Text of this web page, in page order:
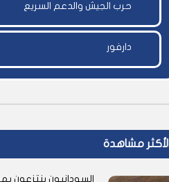
حرب الجيش والدعم السريع
دارفور
مشاهدة
السودانيون ينتزعون